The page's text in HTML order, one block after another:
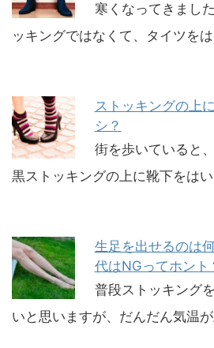
寒くなってきまし
ッキングではなくて、タイツを
ストッキングの上
シ？
街を歩いていると
黒ストッキングの上に靴下をは
生足を出せるのは
代はNGってホント
普段ストッキング
いと思いますが、だんだん気温